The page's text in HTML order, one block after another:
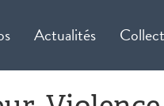
Actualités